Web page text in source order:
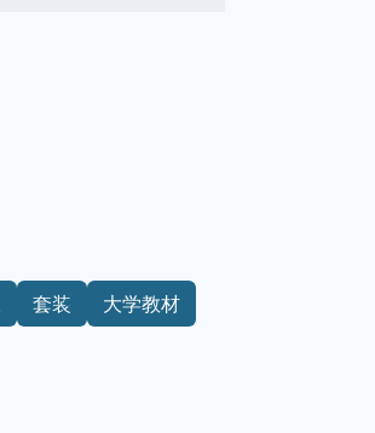
套装
大学教材